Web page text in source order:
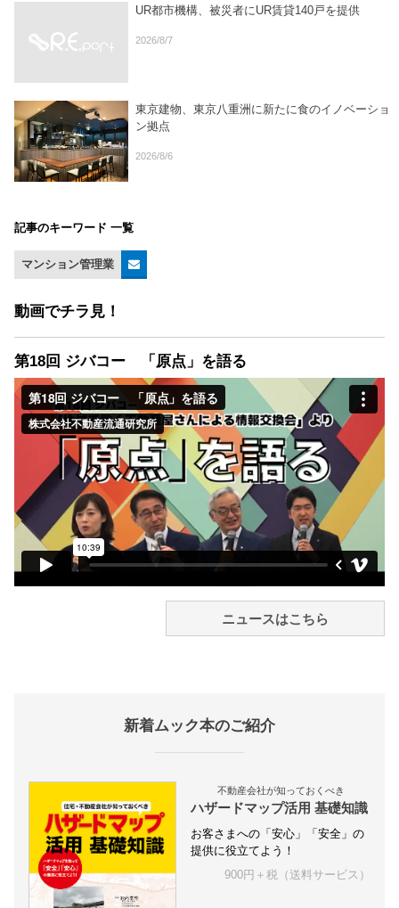
UR都市機構、被災者にUR賃貸140戸を提供
2026/8/7
東京建物、東京八重洲に新たに食のイノベーショ
ン拠点
2026/8/6
記事のキーワード 一覧
マンション管理業
動画でチラ見！
第18回 ジバコー 「原点」を語る
ニュースはこちら
新着ムック本のご紹介
不動産会社が知っておくべき
ハザードマップ活用 基礎知識
お客さまへの「安心」「安全」の
提供に役立てよう！
900円＋税（送料サービス）